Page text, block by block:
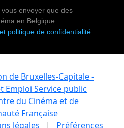
envoyer que des
en Belgique.
politique de confidentialité
de Bruxelles-Capitale -
Emploi Service public
du Cinéma et de
Française
légales | Préférences